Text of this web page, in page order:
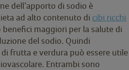
dell’apporto di sodio è
ad alto contenuto di cibi ricchi
maggiori per la salute di
del sodio. Quindi
frutta e verdura può essere utile
Entrambi sono